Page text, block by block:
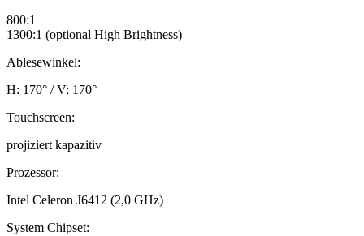
800:1
1300:1 (optional High Brightness)
Ablesewinkel:
H: 170° / V: 170°
Touchscreen:
projiziert kapazitiv
Prozessor:
Intel Celeron J6412 (2,0 GHz)
System Chipset: